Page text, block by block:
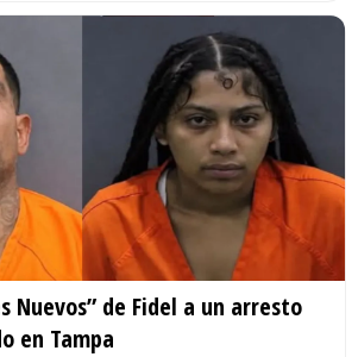
Nuevos” de Fidel a un arresto
en Tampa